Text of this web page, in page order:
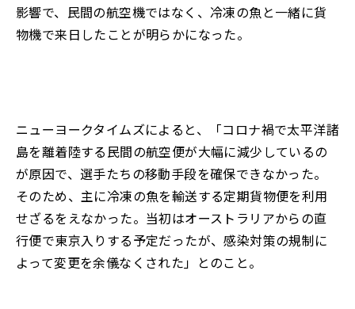
影響で、民間の航空機ではなく、冷凍の魚と一緒に貨
物機で来日したことが明らかになった。
ニューヨークタイムズによると、「コロナ禍で太平洋諸
島を離着陸する民間の航空便が大幅に減少しているの
が原因で、選手たちの移動手段を確保できなかった。
そのため、主に冷凍の魚を輸送する定期貨物便を利用
せざるをえなかった。当初はオーストラリアからの直
行便で東京入りする予定だったが、感染対策の規制に
よって変更を余儀なくされた」とのこと。